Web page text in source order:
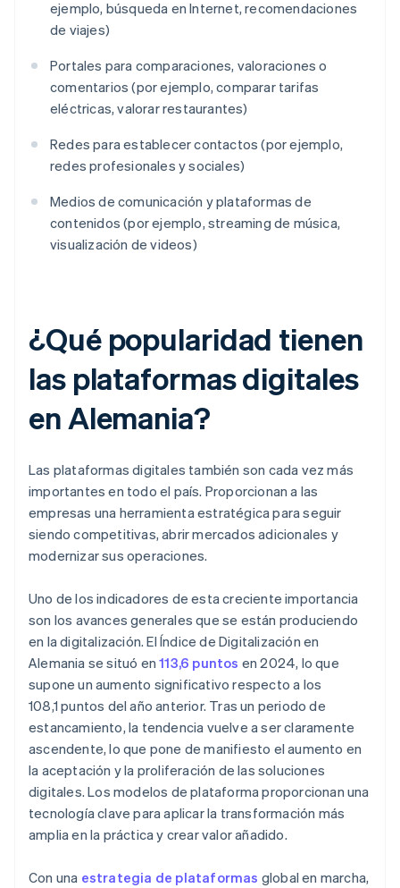
ejemplo, búsqueda en Internet, recomendaciones
de viajes)
Portales para comparaciones, valoraciones o
comentarios (por ejemplo, comparar tarifas
eléctricas, valorar restaurantes)
Redes para establecer contactos (por ejemplo,
redes profesionales y sociales)
Medios de comunicación y plataformas de
contenidos (por ejemplo, streaming de música,
visualización de videos)
¿Qué popularidad tienen
las plataformas digitales
en Alemania?
Las plataformas digitales también son cada vez más
importantes en todo el país. Proporcionan a las
empresas una herramienta estratégica para seguir
siendo competitivas, abrir mercados adicionales y
modernizar sus operaciones.
Uno de los indicadores de esta creciente importancia
son los avances generales que se están produciendo
en la digitalización. El Índice de Digitalización en
Alemania se situó en113,6 puntos en 2024, lo que
supone un aumento significativo respecto a los
108,1 puntos del año anterior. Tras un periodo de
estancamiento, la tendencia vuelve a ser claramente
ascendente, lo que pone de manifiesto el aumento en
la aceptación y la proliferación de las soluciones
digitales. Los modelos de plataforma proporcionan una
tecnología clave para aplicar la transformación más
amplia en la práctica y crear valor añadido.
Con una estrategia de plataformas global en marcha,